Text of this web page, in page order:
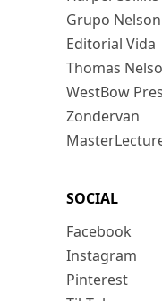
Grupo Nelson
Editorial Vida
Thomas
WestBow
Zondervan
SOCIAL
Facebook
Instagram
Pinterest